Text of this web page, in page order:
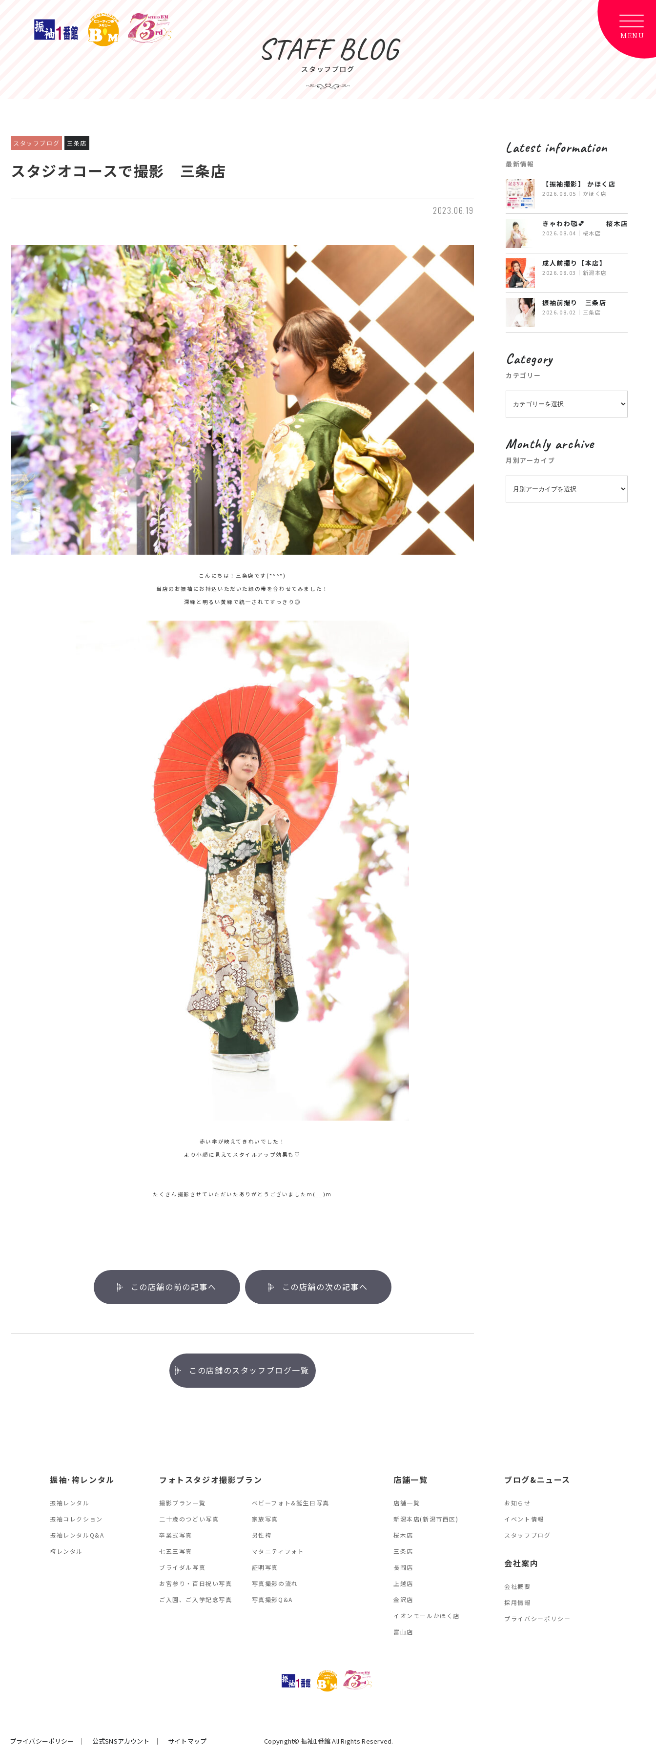
STAFF BLOG
スタッフブログ
スタッフブログ 三条店
スタジオコースで撮影 三条店
2023.06.19
こんにちは！三条店です(*^^*)
当店のお振袖にお持込いただいた緑の帯を合わせてみました！
深緑と明るい黄緑で統一されてすっきり◎
赤い傘が映えてきれいでした！
より小顔に見えてスタイルアップ効果も♡
たくさん撮影させていただいたありがとうございましたm(__)m
この店舗の前の記事へ この店舗の次の記事へ
この店舗のスタッフブログ一覧
Latest information
最新情報
【振袖撮影】 かほく店
2026.08.05｜かほく店
きゃわわ🥰💕 桜木店
2026.08.04｜桜木店
成人前撮り【本店】
2026.08.03｜新潟本店
振袖前撮り 三条店
2026.08.02｜三条店
Category
カテゴリー
Monthly archive
月別アーカイブ
振袖･袴レンタル
振袖レンタル
振袖コレクション
振袖レンタルQ&A
袴レンタル
フォトスタジオ撮影プラン
撮影プラン一覧
二十歳のつどい写真
卒業式写真
七五三写真
ブライダル写真
お宮参り・百日祝い写真
ご入園、ご入学記念写真
ベビーフォト&誕生日写真
家族写真
男性袴
マタニティフォト
証明写真
写真撮影の流れ
写真撮影Q&A
店舗一覧
店舗一覧
新潟本店(新潟市西区)
桜木店
三条店
長岡店
上越店
金沢店
イオンモールかほく店
富山店
ブログ&ニュース
お知らせ
イベント情報
スタッフブログ
会社案内
会社概要
採用情報
プライバシーポリシー
プライバシーポリシー 公式SNSアカウント サイトマップ Copyright© 振袖1番館 All Rights Reserved.